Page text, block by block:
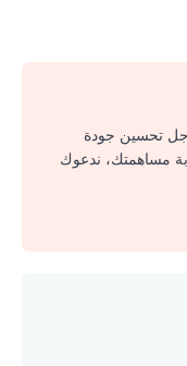
تحسين جودة
مساهمتك، ندعوك